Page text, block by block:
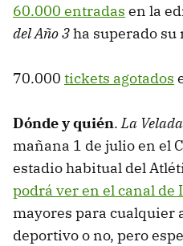
60.000 entradas en la
del Año 3ha superado su
70.000 tickets agotados
Dónde y quién.La
mañana 1 de julio en el
estadio habitual del
podrá ver en el canal de
mayores para cualquier
deportivo o no, pero